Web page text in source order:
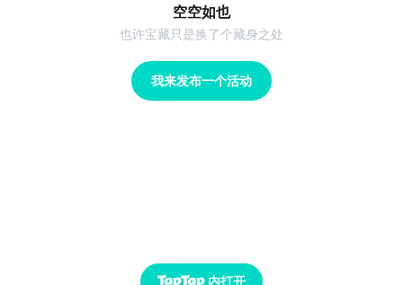
空空如也
也许宝藏只是换了个藏身之处
我来发布一个活动
内打开